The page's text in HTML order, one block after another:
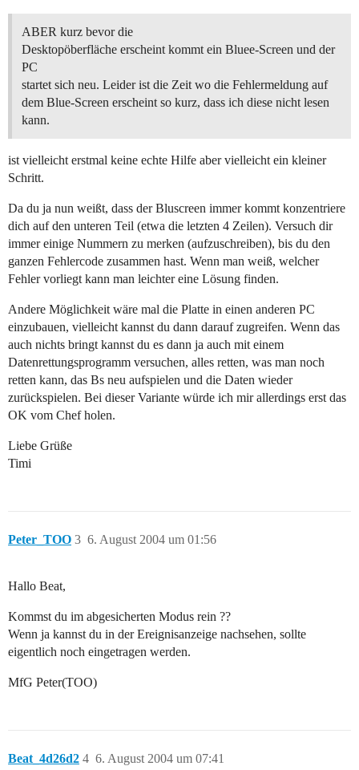
ABER kurz bevor die
Desktopöberfläche erscheint kommt ein Bluee-Screen und der
PC
startet sich neu. Leider ist die Zeit wo die Fehlermeldung auf
dem Blue-Screen erscheint so kurz, dass ich diese nicht lesen
kann.
ist vielleicht erstmal keine echte Hilfe aber vielleicht ein kleiner
Schritt.
Da du ja nun weißt, dass der Bluscreen immer kommt konzentriere
dich auf den unteren Teil (etwa die letzten 4 Zeilen). Versuch dir
immer einige Nummern zu merken (aufzuschreiben), bis du den
ganzen Fehlercode zusammen hast. Wenn man weiß, welcher
Fehler vorliegt kann man leichter eine Lösung finden.
Andere Möglichkeit wäre mal die Platte in einen anderen PC
einzubauen, vielleicht kannst du dann darauf zugreifen. Wenn das
auch nichts bringt kannst du es dann ja auch mit einem
Datenrettungsprogramm versuchen, alles retten, was man noch
retten kann, das Bs neu aufspielen und die Daten wieder
zurückspielen. Bei dieser Variante würde ich mir allerdings erst das
OK vom Chef holen.
Liebe Grüße
Timi
Peter_TOO 6. August 2004 um 01:56
3
Hallo Beat,
Kommst du im abgesicherten Modus rein ??
Wenn ja kannst du in der Ereignisanzeige nachsehen, sollte
eigentlich noch eingetragen werden.
MfG Peter(TOO)
Beat_4d26d2 6. August 2004 um 07:41
4